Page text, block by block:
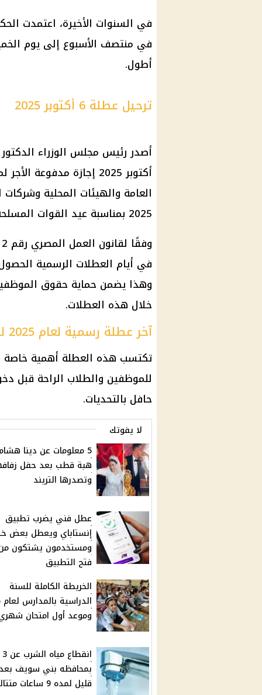
في السنوات الأخيرة، اعتمدت
في منتصف الأسبوع إلى يوم
أطول.
ترحيل عطلة 6 أكتوبر 2025
أكتوبر 2025 إجازة
2025 بمناسبة عيد القوات المسلحة (6 أكتوبر).
في أيام العطلات الرسمية
وهذا يضمن حماية حقوق
خلال هذه العطلات.
آخر عطلة رسمية لعام 2025 للموظفين والطلاب
للموظفين والطلاب الراحة قبل
حافل بالتحديات.
لا يفوتك
5 معلومات عن دينا
هبة قطب بعد حفل
وتصدرها التريند
عطل فني يضرب تطبيق
إنستاباي ويعطل بعض
ومستخدمون يشتكون
فتح التطبيق
الخريطة الكاملة للسنة
وموعد أول امتحان
بمحافظه بني سويف
قليل لمده 9 ساعات متتاليه